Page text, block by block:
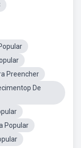
Preencher
De
Popular